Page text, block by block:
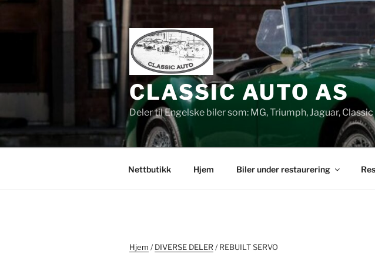
Gå
CLASSIC AUTO AS
Deler til Engelske biler som: MG, Triumph, Jaguar,
Nettbutikk Hjem Biler under restaurering
Hjem /DIVERSE DELER/ REBUILT SERVO